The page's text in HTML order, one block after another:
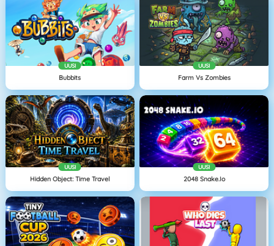
UUSI
Bubbits
UUSI
Farm Vs Zombies
UUSI
Hidden Object: Time Travel
UUSI
2048 Snake.io